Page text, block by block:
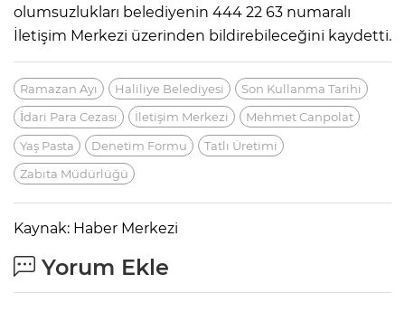
olumsuzlukları belediyenin 444 22 63 numaralı
İletişim Merkezi üzerinden bildirebileceğini kaydetti.
Ramazan Ayı Haliliye Belediyesi
Son Kullanma Tarihi
İdari Para Cezası
İletişim Merkezi
Mehmet Canpolat
Yaş Pasta
Denetim Formu
Tatlı Üretimi
Zabıta Müdürlüğü
Kaynak: Haber Merkezi
Yorum Ekle